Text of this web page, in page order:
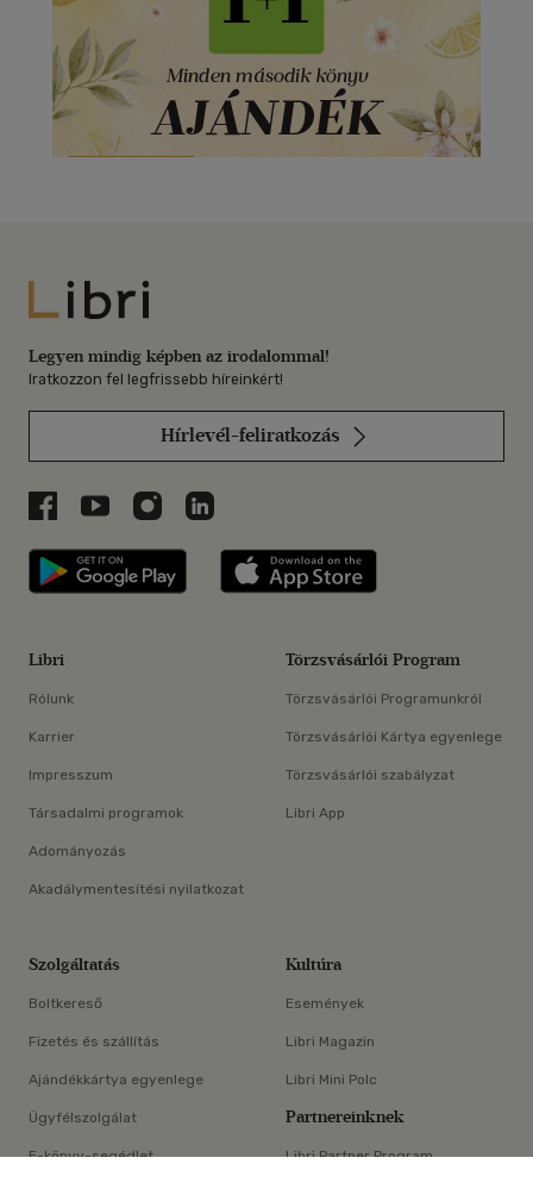
×
Libri
Legyen mindig képben az irodalommal!
Iratkozzon fel legfrissebb híreinkért!
Hírlevél-feliratkozás
Libri a Facebookon
Libri a Youtube-on
Libri az Instagramon
Libri a LinkedInen
Libri applikáció Szerezd meg: Google
Libri
Rólunk
Karrier
Impresszum
Társadalmi programok
Adományozás
Akadálymentesítési nyilatkozat
Törzsvásárlói Program
Törzsvásárlói Programunkról
Törzsvásárlói Kártya egyenlege
Törzsvásárlói szabályzat
Libri App
Szolgáltatás
Boltkereső
Fizetés és szállítás
Ajándékkártya egyenlege
Ügyfélszolgálat
E-könyv-segédlet
Kultúra
Események
Libri Magazin
Libri Mini Polc
Partnereinknek
Libri Partner Program